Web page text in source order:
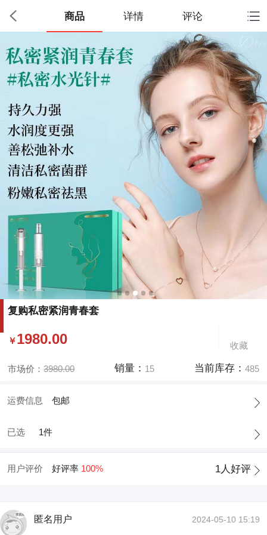
商品 详情 评论
复购私密紧润青春套
￥1980.00 收藏
市场价：3980.00 销量： 15 当前库存： 485
运费信息 包邮
已选 1件
用户评价 好评率 100% 1人好评
匿名用户 2024-05-10 15:19